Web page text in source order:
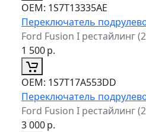
ОЕМ: 1S7T13335AE
Переключатель
Ford Fusion I рестайлинг
1 500р.
ОЕМ: 1S7T17A553DD
Переключатель
Ford Fusion I рестайлинг
3 000р.